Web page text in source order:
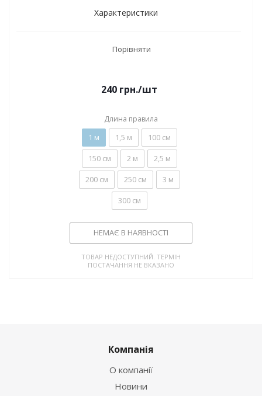
Характеристики
Порівняти
240грн./шт
Длина правила
1 м 1,5 м
100 см
150 см
2 м
2,5 м
200 см
250 см
3 м
300 см
НЕМАЄ В НАЯВНОСТІ
ТОВАР НЕДОСТУПНИЙ. ТЕРМІН
ПОСТАЧАННЯ НЕ ВКАЗАНО
Компанія
О компанії
Новини